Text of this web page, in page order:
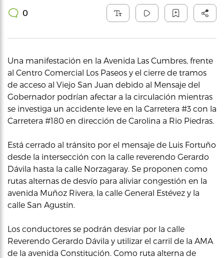
0
Una manifestación en la Avenida Las Cumbres, frente
al Centro Comercial Los Paseos y el cierre de tramos
de acceso al Viejo San Juan debido al Mensaje del
Gobernador podrían afectar a la circulación mientras
se investiga un accidente leve en la Carretera #3 con la
Carretera #180 en dirección de Carolina a Rio Piedras.
Está cerrado al tránsito por el mensaje de Luis Fortuño
desde la intersección con la calle reverendo Gerardo
Dávila hasta la calle Norzagaray. Se proponen como
rutas alternas de desvío para aliviar congestión en la
avenida Muñoz Rivera, la calle General Estévez y la
calle San Agustín.
Los conductores se podrán desviar por la calle
Reverendo Gerardo Dávila y utilizar el carril de la AMA
de la avenida Constitución. Como ruta alterna de